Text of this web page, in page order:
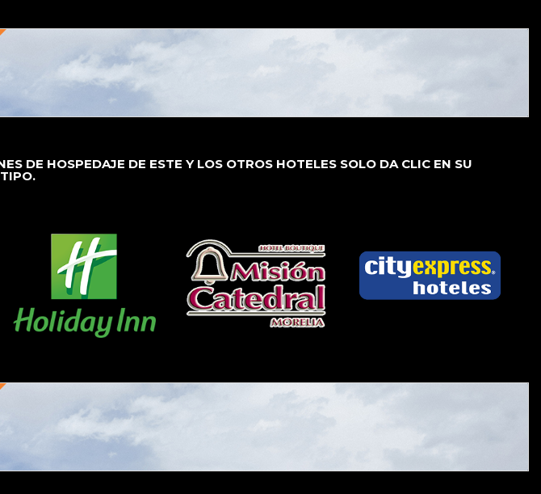
DE HOSPEDAJE DE ESTE Y LOS OTROS HOTELES SOLO DA CLIC EN SU